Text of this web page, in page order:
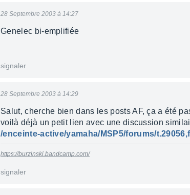
28 Septembre 2003 à 14:27
Genelec bi-emplifiée
signaler
28 Septembre 2003 à 14:29
Salut, cherche bien dans les posts AF, ça a été
voilà déjà un petit lien avec une discussion
/enceinte-active/yamaha/MSP5/forums/
https://burzinski.bandcamp.com/
signaler